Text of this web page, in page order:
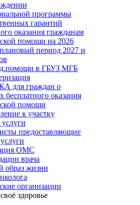
программы
гарантий
оказания гражданам
помощи на 2026
период 2027 и
в ГБУЗ МГБ
для граждан о
бесплатного оказания
помощи
к участку
предоставляющие
ОМС
врача
образ жизни
организации
здоровье